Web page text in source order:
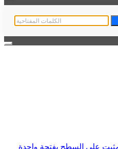
على السطح بفتحة واحدة